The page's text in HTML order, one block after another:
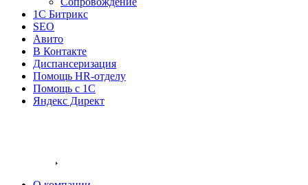
1С Битрикс
SEO
Авито
В Контакте
Диспансеризация
Помощь HR-отделу
Помощь с 1С
Яндекс Директ